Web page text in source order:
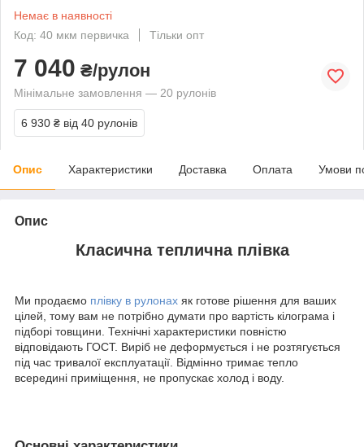
Немає в наявності
Код: 40 мкм первичка
Тільки опт
7 040 ₴/рулон
Мінімальне замовлення — 20 рулонів
6 930 ₴ від 40 рулонів
Опис Характеристики Доставка Оплата Умови
Опис
Класична теплична плівка
Ми продаємо плівку в рулонах як готове рішення для ваших
цілей, тому вам не потрібно думати про вартість кілограма і
підборі товщини. Технічні характеристики повністю
відповідають ГОСТ. Виріб не деформується і не розтягується
під час тривалої експлуатації. Відмінно тримає тепло
всередині приміщення, не пропускає холод і воду.